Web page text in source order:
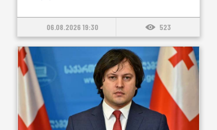
06.08.2026 19:30 523